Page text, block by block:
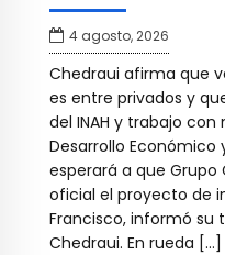
4 agosto, 2026
Chedraui afirma que
es entre privados y
del INAH y trabajo
Desarrollo Económico
esperará a que
oficial el proyecto de
Francisco, informó su
Chedraui. En rueda […]